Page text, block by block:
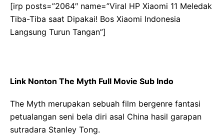
[irp posts=”2064″ name=”Viral HP Xiaomi 11 Meledak
Tiba-Tiba saat Dipakai! Bos Xiaomi Indonesia
Langsung Turun Tangan”]
Link Nonton The Myth Full Movie Sub Indo
The Myth merupakan sebuah film bergenre fantasi
petualangan seni bela diri asal China hasil garapan
sutradara Stanley Tong.